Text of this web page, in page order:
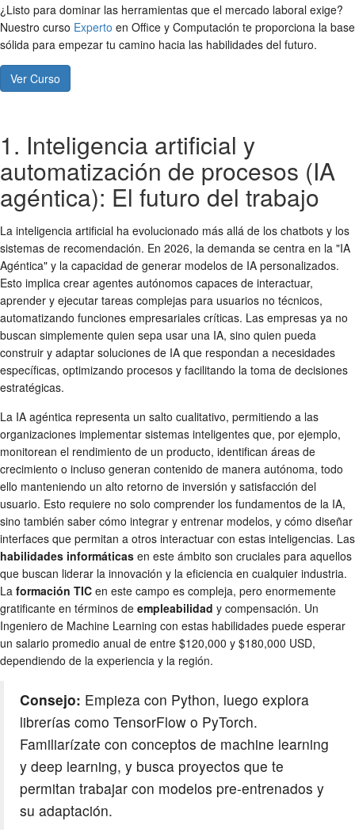
¿Listo para dominar las herramientas que el mercado laboral exige?
Nuestro curso Experto en Office y Computación te proporciona la base
sólida para empezar tu camino hacia las habilidades del futuro.
Ver Curso
1. Inteligencia artificial y
automatización de procesos (IA
agéntica): El futuro del trabajo
La inteligencia artificial ha evolucionado más allá de los chatbots y los
sistemas de recomendación. En 2026, la demanda se centra en la "IA
Agéntica" y la capacidad de generar modelos de IA personalizados.
Esto implica crear agentes autónomos capaces de interactuar,
aprender y ejecutar tareas complejas para usuarios no técnicos,
automatizando funciones empresariales críticas. Las empresas ya no
buscan simplemente quien sepa usar una IA, sino quien pueda
construir y adaptar soluciones de IA que respondan a necesidades
específicas, optimizando procesos y facilitando la toma de decisiones
estratégicas.
La IA agéntica representa un salto cualitativo, permitiendo a las
organizaciones implementar sistemas inteligentes que, por ejemplo,
monitorean el rendimiento de un producto, identifican áreas de
crecimiento o incluso generan contenido de manera autónoma, todo
ello manteniendo un alto retorno de inversión y satisfacción del
usuario. Esto requiere no solo comprender los fundamentos de la IA,
sino también saber cómo integrar y entrenar modelos, y cómo diseñar
interfaces que permitan a otros interactuar con estas inteligencias. Las
habilidades informáticas en este ámbito son cruciales para aquellos
que buscan liderar la innovación y la eficiencia en cualquier industria.
La formación TIC en este campo es compleja, pero enormemente
gratificante en términos de empleabilidad y compensación. Un
Ingeniero de Machine Learning con estas habilidades puede esperar
un salario promedio anual de entre $120,000 y $180,000 USD,
dependiendo de la experiencia y la región.
Consejo: Empieza con Python, luego explora
librerías como TensorFlow o PyTorch.
Familiarízate con conceptos de machine learning
y deep learning, y busca proyectos que te
permitan trabajar con modelos pre-entrenados y
su adaptación.